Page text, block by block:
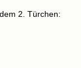
2. Türchen: